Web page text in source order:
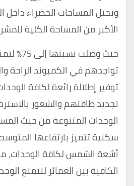
وتحتل المساحات الخضراء داخل
الأكبر من المساحة الكلية
حيث وصلت
تواجدهم في الكمبوند الراحة
توفير إطلالة رائعة لكافة
تجديد طاقتهم والشعور
سكنية تتميز بارتفاعها
أشعة الشمس لكافة الوحدات،
الكافية بين العمائر لتتمتع